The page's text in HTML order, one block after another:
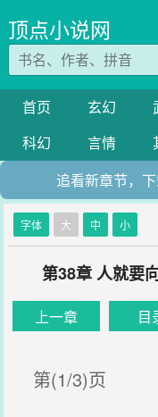
顶点小说网
首页 玄幻
科幻
言情
追看新章节，
字体 大 中 小
第38章 人就要
上一章 目
第(1/3)页